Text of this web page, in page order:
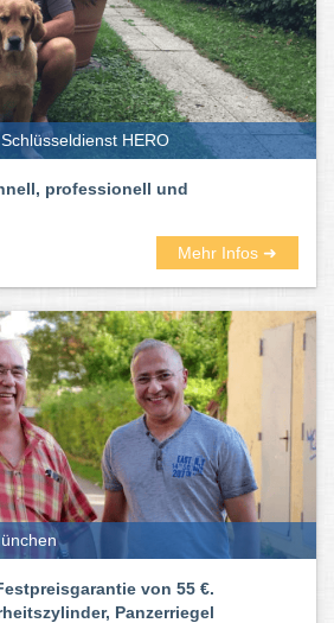
HERO
professionell und
Mehr Infos ➜
von 55 €.
Panzerriegel